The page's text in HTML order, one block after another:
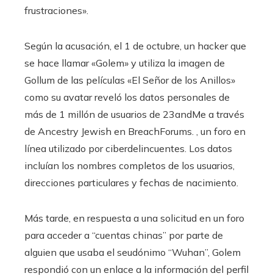
frustraciones».
Según la acusación, el 1 de octubre, un hacker que
se hace llamar «Golem» y utiliza la imagen de
Gollum de las películas «El Señor de los Anillos»
como su avatar reveló los datos personales de
más de 1 millón de usuarios de 23andMe a través
de Ancestry Jewish en BreachForums. , un foro en
línea utilizado por ciberdelincuentes. Los datos
incluían los nombres completos de los usuarios,
direcciones particulares y fechas de nacimiento.
Más tarde, en respuesta a una solicitud en un foro
para acceder a “cuentas chinas” por parte de
alguien que usaba el seudónimo “Wuhan”, Golem
respondió con un enlace a la información del perfil